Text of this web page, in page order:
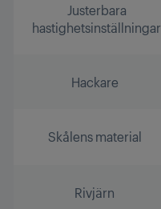
Justerbara
hastighetsinställningar
Hackare
Skålens material
Rivjärn